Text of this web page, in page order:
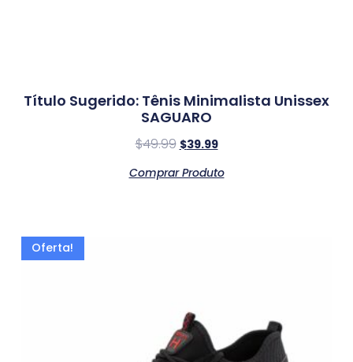
Título Sugerido: Tênis Minimalista Unissex
SAGUARO
$49.99 $39.99
Comprar Produto
Oferta!